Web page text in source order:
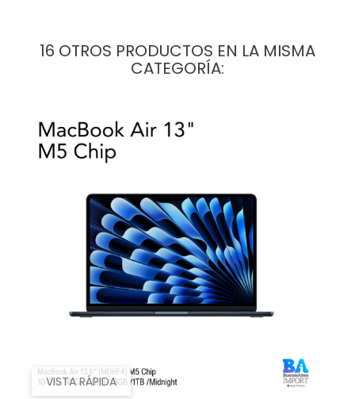
16 OTROS PRODUCTOS EN LA MISMA
CATEGORÍA:
VISTA RÁPIDA